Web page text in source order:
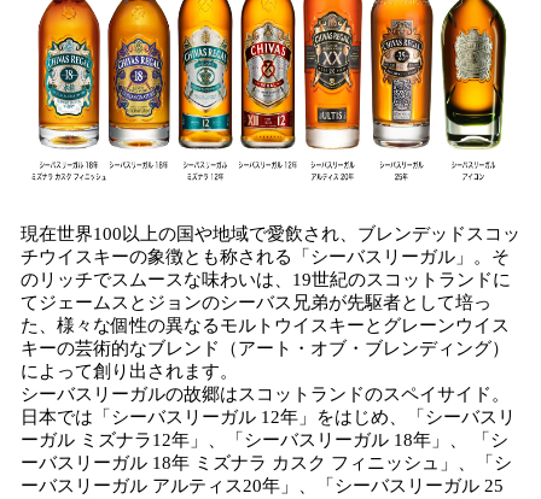
現在世界100以上の国や地域で愛飲され、ブレンデッドスコッ
チウイスキーの象徴とも称される「シーバスリーガル」。そ
のリッチでスムースな味わいは、19世紀のスコットランドに
てジェームスとジョンのシーバス兄弟が先駆者として培っ
た、様々な個性の異なるモルトウイスキーとグレーンウイス
キーの芸術的なブレンド（アート・オブ・ブレンディング）
によって創り出されます。
シーバスリーガルの故郷はスコットランドのスペイサイド。
日本では「シーバスリーガル 12年」をはじめ、「シーバスリ
ーガル ミズナラ12年」、「シーバスリーガル 18年」、 「シ
ーバスリーガル 18年 ミズナラ カスク フィニッシュ」、「シ
ーバスリーガル アルティス20年」、「シーバスリーガル 25